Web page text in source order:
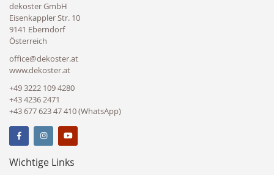
dekoster GmbH
Eisenkappler Str. 10
9141 Eberndorf
Österreich
office@dekoster.at
www.dekoster.at
+49 3222 109 4280
+43 4236 2471
+43 677 623 47 410 (WhatsApp)
Wichtige Links